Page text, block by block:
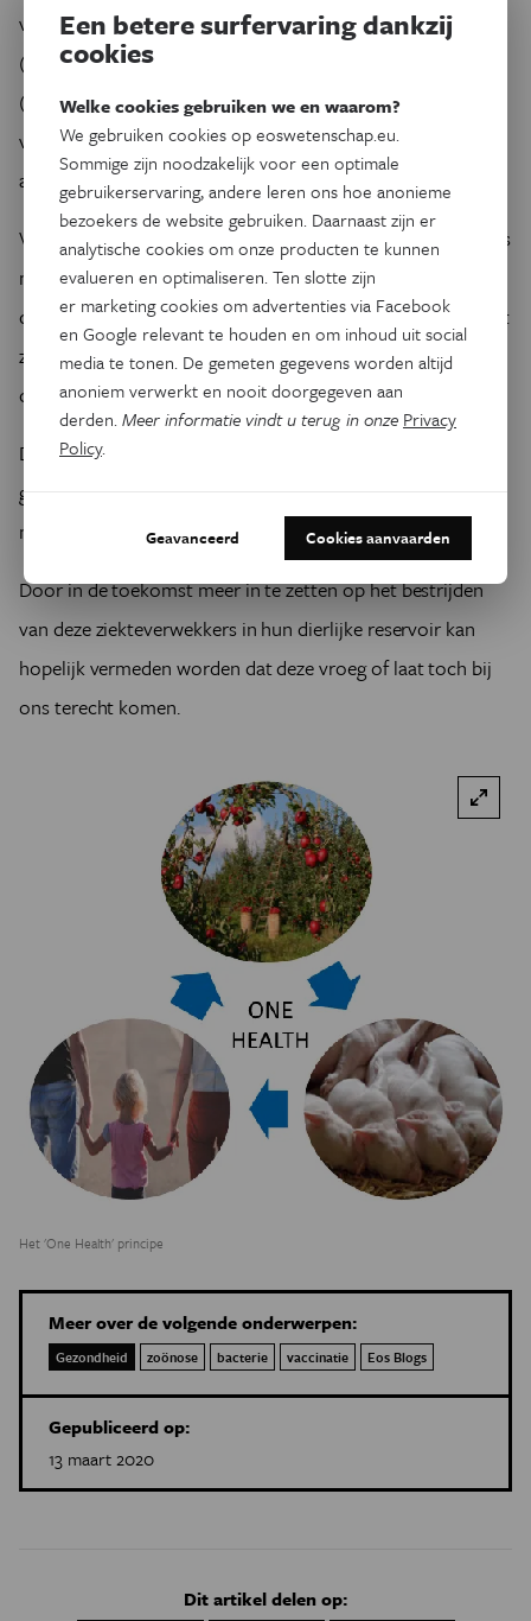
vogelgriep (overgedragen via pluimvee), slaapziekte
(overgedragen door de tseetseevlieg) of het Ebola virus
(overgedragen via vleermuizen). Als je een actueler
voorbeeld zoekt, denk dan maar aan het
alomtegenwoordige coronavirus.
Verschillende ziekteverwekkers kunnen dus zowel dieren als
mensen besmetten. Bijgevolg is het maar logisch redeneren
dat gezondheidsproblemen bij dieren ook een grote impact
zullen hebben op de gezondheid van de mens, na
consumptie van of contact met besmette dieren.
Dit principe kreeg de naam ‘One Health’ en erkent dat de
gezondheid van mensen, dieren en hun ecosystemen altijd
met elkaar in verbinding staat.
Door in de toekomst meer in te zetten op het bestrijden
van deze ziekteverwekkers in hun dierlijke reservoir kan
hopelijk vermeden worden dat deze vroeg of laat toch bij
ons terecht komen.
Het 'One Health' principe
Meer over de volgende onderwerpen:
Gezondheid zoönose bacterie vaccinatie Eos Blogs
Gepubliceerd op:
13 maart 2020
Dit artikel delen op:
Een betere surfervaring dankzij
cookies
Welke cookies gebruiken we en waarom?
We gebruiken cookies op eoswetenschap.eu.
Sommige zijn noodzakelijk voor een optimale
gebruikerservaring, andere leren ons hoe anonieme
bezoekers de website gebruiken. Daarnaast zijn er
analytische cookies om onze producten te kunnen
evalueren en optimaliseren. Ten slotte zijn
er marketing cookies om advertenties via Facebook
en Google relevant te houden en om inhoud uit social
media te tonen. De gemeten gegevens worden altijd
anoniem verwerkt en nooit doorgegeven aan
derden.Meer informatie vindt u terug in onze Privacy
Policy.
Geavanceerd Cookies aanvaarden